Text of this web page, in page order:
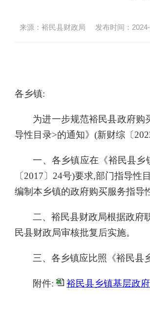
来源：裕民县财政局 发布时间：
各乡镇:
为进一步规范裕民县政府购
导性目录>的通知》(新财综〔
一、各乡镇应在《裕民县乡
〔2017〕24号)要求,部门指导
编制本乡镇的政府购买服务指导
二、裕民县财政局根据政府
民县财政局审核批复后实施。
三、各乡镇应比照《裕民县
附件: 裕民县乡镇基层政